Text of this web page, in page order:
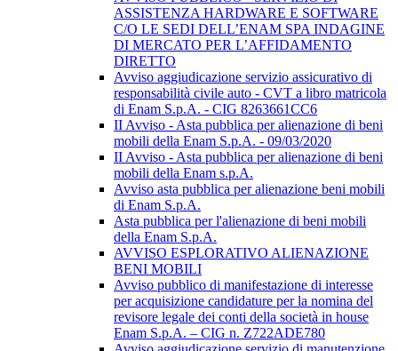
ASSISTENZA HARDWARE E SOFTWARE
C/O LE SEDI DELL’ENAM SPA INDAGINE
DI MERCATO PER L’AFFIDAMENTO
DIRETTO
Avviso aggiudicazione servizio assicurativo di
responsabilità civile auto - CVT a libro matricola
di Enam S.p.A. - CIG 8263661CC6
II Avviso - Asta pubblica per alienazione di beni
mobili della Enam S.p.A. - 09/03/2020
II Avviso - Asta pubblica per alienazione di beni
mobili della Enam s.p.A.
Avviso asta pubblica per alienazione beni mobili
di Enam S.p.A.
Asta pubblica per l'alienazione di beni mobili
della Enam S.p.A.
AVVISO ESPLORATIVO ALIENAZIONE
BENI MOBILI
Avviso pubblico di manifestazione di interesse
per acquisizione candidature per la nomina del
revisore legale dei conti della società in house
Enam S.p.A. – CIG n. Z722ADE780